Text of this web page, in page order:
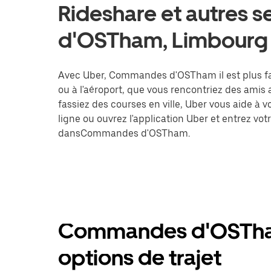
Rideshare et autres
d'OSTham, Limbourg
Avec Uber, Commandes d'OSTham il est plus
ou à l'aéroport, que vous rencontriez des
fassiez des courses en ville, Uber vous aide à
ligne ou ouvrez l'application Uber et entrez
dansCommandes d'OSTham.
Commandes
options de trajet